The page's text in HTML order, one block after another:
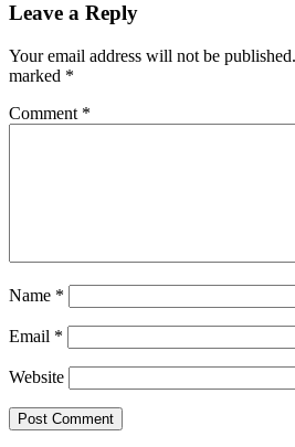
Leave a Reply
Your email address will not be published.
marked *
Comment *
Name *
Email *
Website